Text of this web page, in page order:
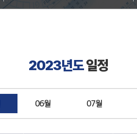
2023년도일정
06월 07월